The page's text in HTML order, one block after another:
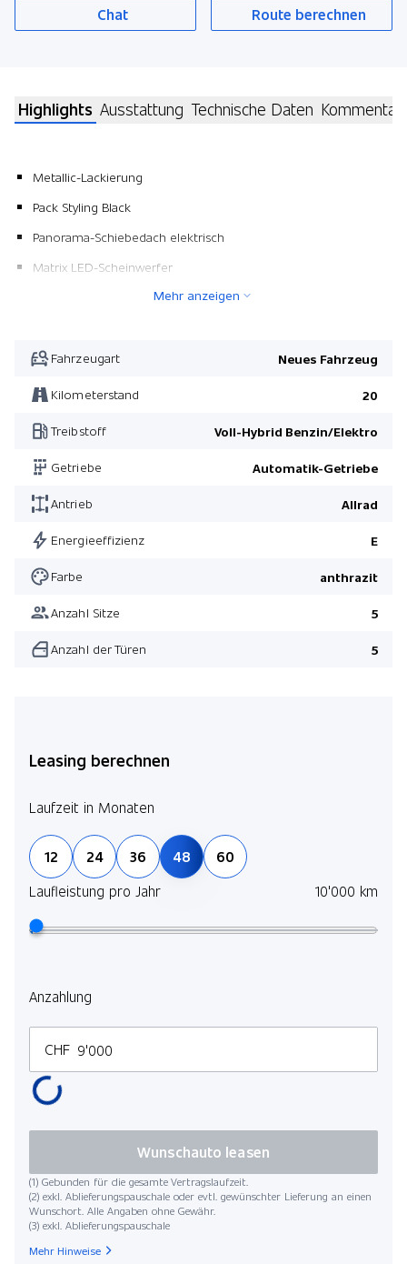
Chat Route berechnen
Highlights Ausstattung Technische Daten Kommentar
Metallic-Lackierung
Pack Styling Black
Panorama-Schiebedach elektrisch
Matrix LED-Scheinwerfer
Pack Winter
Mehr anzeigen
Fahrzeugart Neues Fahrzeug
Kilometerstand 20
Treibstoff Voll-Hybrid Benzin/Elektro
Getriebe Automatik-Getriebe
Antrieb Allrad
Energieeffizienz E
Farbe anthrazit
Anzahl Sitze 5
Anzahl der Türen 5
Leasing berechnen
Laufzeit in Monaten
12 24 36 48
60
Laufleistung pro Jahr
10'000 km
Anzahlung
CHF
(1) Gebunden für die gesamte Vertragslaufzeit.
(2) exkl. Ablieferungspauschale oder evtl. gewünschter Lieferung an einen
Wunschort. Alle Angaben ohne Gewähr.
(3) exkl. Ablieferungspauschale
Wunschauto leasen
Mehr Hinweise